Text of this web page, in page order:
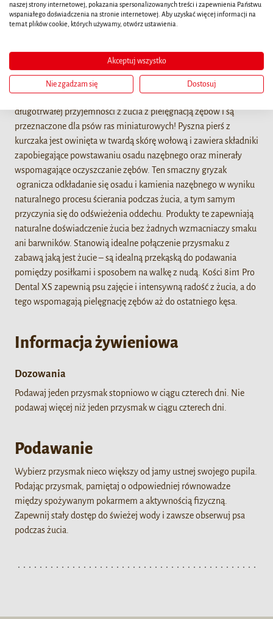
Szczegóły
Kości 8in1 PRO Dental XS zapewniają idealne połączenie
długotrwałej przyjemności z żucia z pielęgnacją zębów i są
przeznaczone dla psów ras miniaturowych! Pyszna pierś z
kurczaka jest owinięta w twardą skórę wołową i zawiera składniki
zapobiegające powstawaniu osadu nazębnego oraz minerały
wspomagające oczyszczanie zębów. Ten smaczny gryzak
ogranicza odkładanie się osadu i kamienia nazębnego w wyniku
naturalnego procesu ścierania podczas żucia, a tym samym
przyczynia się do odświeżenia oddechu. Produkty te zapewniają
naturalne doświadczenie żucia bez żadnych wzmacniaczy smaku
ani barwników. Stanowią idealne połączenie przysmaku z
zabawą jaką jest żucie – są idealną przekąską do podawania
pomiędzy posiłkami i sposobem na walkę z nudą. Kości 8in1 Pro
Dental XS zapewnią psu zajęcie i intensywną radość z żucia, a do
tego wspomagają pielęgnację zębów aż do ostatniego kęsa.
Informacja żywieniowa
Dozowania
Podawaj jeden przysmak stopniowo w ciągu czterech dni. Nie
podawaj więcej niż jeden przysmak w ciągu czterech dni.
Podawanie
Wybierz przysmak nieco większy od jamy ustnej swojego pupila.
Podając przysmak, pamiętaj o odpowiedniej równowadze
między spożywanym pokarmem a aktywnością fizyczną.
Zapewnij stały dostęp do świeżej wody i zawsze obserwuj psa
podczas żucia.
naszej strony internetowej, pokazania spersonalizowanych treści i zapewnienia Państwu
wspaniałego doświadczenia na stronie internetowej. Aby uzyskać więcej informacji na
temat plików cookie, których używamy, otwórz ustawienia.
Akceptuj wszystko
Nie zgadzam się Dostosuj